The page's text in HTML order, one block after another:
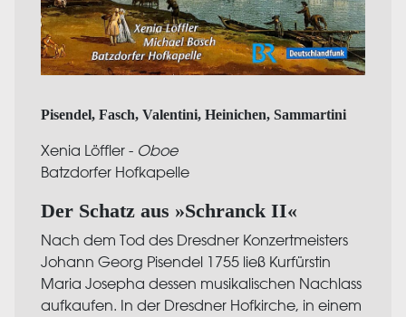
Pisendel, Fasch, Valentini, Heinichen, Sammartini
Xenia Löffler - Oboe
Batzdorfer Hofkapelle
Der Schatz aus »Schranck II«
Nach dem Tod des Dresdner Konzertmeisters
Johann Georg Pisendel 1755 ließ Kurfürstin
Maria Josepha dessen musikalischen Nachlass
aufkaufen. In der Dresdner Hofkirche, in einem